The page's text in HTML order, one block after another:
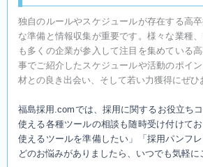
独自のルールやスケジュールが存在する高
な準備と情報収集が重要です。様々な業種
も多くの企業が参入して注目を集めている
事でご紹介したスケジュールや活動のポイ
材との良き出会い、そして若い力獲得にぜひ
福島採用.comでは、採用に関するお役立ち
使える各種ツールの相談も随時受け付けて
使えるツールを準備したい」「採用パンフ
どのお悩みがありましたら、いつでも気軽に